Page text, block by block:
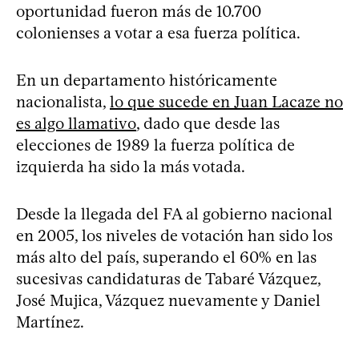
oportunidad fueron más de 10.700
colonienses a votar a esa fuerza política.
En un departamento históricamente
nacionalista, lo que sucede en Juan Lacaze no
es algo llamativo, dado que desde las
elecciones de 1989 la fuerza política de
izquierda ha sido la más votada.
Desde la llegada del FA al gobierno nacional
en 2005, los niveles de votación han sido los
más alto del país, superando el 60% en las
sucesivas candidaturas de Tabaré Vázquez,
José Mujica, Vázquez nuevamente y Daniel
Martínez.